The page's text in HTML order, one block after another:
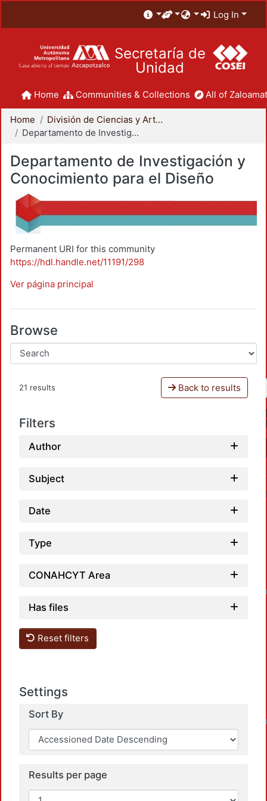
Log In
Secretaría de
Unidad
Home Communities & Collections All of
Home
División de Ciencias y Artes para el Diseño
Departamento de Investigación y Conocimiento para el Diseño
Departamento de Investigación y
Conocimiento para el Diseño
Permanent URI for this community
https://hdl.handle.net/11191/298
Ver página principal
Browse
21 results Back to results
Filters
Author
Subject
Date
Type
CONAHCYT Area
Has files
Reset filters
Settings
Sort By
Results per page